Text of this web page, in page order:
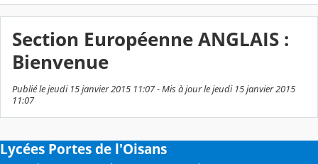
Section Européenne ANGLAIS :
Bienvenue
Publié le jeudi 15 janvier 2015 11:07 - Mis à jour le jeudi 15 janvier 2015
11:07
Lycées Portes de l'Oisans